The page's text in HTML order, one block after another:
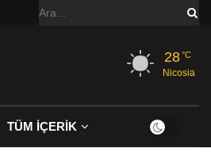
28°C
Nicosia
TÜM İÇERİK